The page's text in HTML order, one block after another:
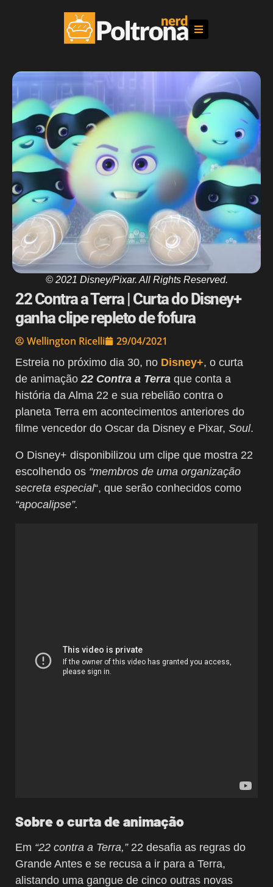
© 2021 Disney/Pixar. All Rights Reserved.
22 Contra a Terra | Curta do Disney+
ganha clipe repleto de fofura
Wellington Ricelli 29/04/2021
Estreia no próximo dia 30, no Disney+, o curta
de animação 22 Contra a Terra que conta a
história da Alma 22 e sua rebelião contra o
planeta Terra em acontecimentos anteriores do
filme vencedor do Oscar da Disney e Pixar, Soul.
O Disney+ disponibilizou um clipe que mostra 22
escolhendo os “membros de uma organização
secreta especial“, que serão conhecidos como
“apocalipse”.
Sobre o curta de animação
Em “22 contra a Terra,”22 desafia as regras do
Grande Antes e se recusa a ir para a Terra,
alistando uma gangue de cinco outras novas